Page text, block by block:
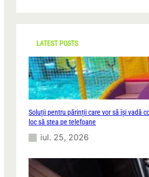
r
c
LATEST POSTS
Soluții pentru părinții care vor să își vadă
loc să stea pe telefoane
iul. 25, 2026